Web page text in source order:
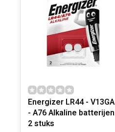
Energizer LR44 - V13GA
- A76 Alkaline batterijen
2 stuks